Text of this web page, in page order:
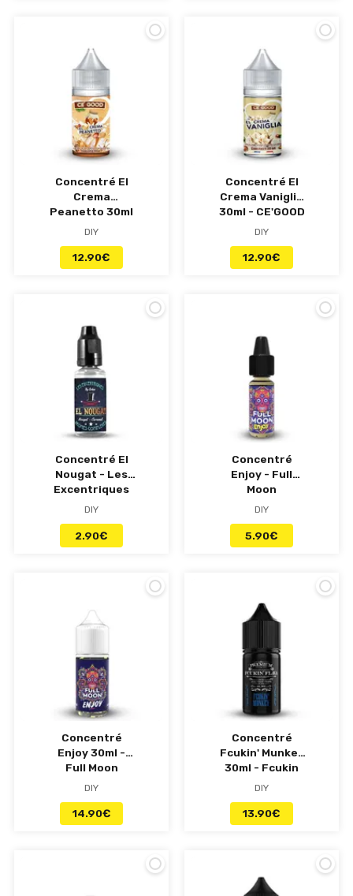
Concentré El
Crema
Peanetto 30ml
- CE'GOOD
DIY
12.90€
Concentré El
Crema Vaniglia
30ml - CE'GOOD
DIY
12.90€
Concentré El
Nougat - Les
Excentriques
DIY
2.90€
Concentré
Enjoy - Full
Moon
DIY
5.90€
Concentré
Enjoy 30ml -
Full Moon
DIY
14.90€
Concentré
Fcukin' Munkey
30ml - Fcukin
Flava
DIY
13.90€